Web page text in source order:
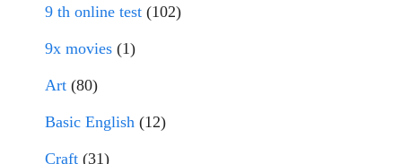
9 th online test (102)
9x movies (1)
Art (80)
Basic English (12)
Craft (31)